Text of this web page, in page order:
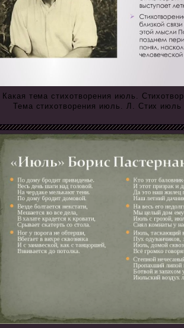
Какая тема стихотворения июль.
Тема стихотворения июль. Л. Стих июль